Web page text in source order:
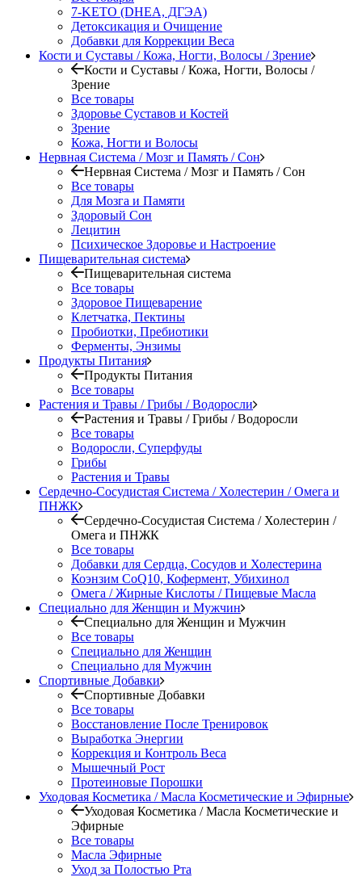
7-KETO (DHEA, ДГЭА)
Детоксикация и Очищение
Добавки для Коррекции Веса
Кости и Суставы / Кожа, Ногти, Волосы / Зрение
Кости и Суставы / Кожа, Ногти, Волосы /
Зрение
Все товары
Здоровье Суставов и Костей
Зрение
Кожа, Ногти и Волосы
Нервная Система / Мозг и Память / Сон
Нервная Система / Мозг и Память / Сон
Все товары
Для Мозга и Памяти
Здоровый Сон
Лецитин
Психическое Здоровье и Настроение
Пищеварительная система
Пищеварительная система
Все товары
Здоровое Пищеварение
Клетчатка, Пектины
Пробиотки, Пребиотики
Ферменты, Энзимы
Продукты Питания
Продукты Питания
Все товары
Растения и Травы / Грибы / Водоросли
Растения и Травы / Грибы / Водоросли
Все товары
Водоросли, Суперфуды
Грибы
Растения и Травы
Сердечно-Сосудистая Система / Холестерин / Омега и
ПНЖК
Сердечно-Сосудистая Система / Холестерин /
Омега и ПНЖК
Все товары
Добавки для Сердца, Сосудов и Холестерина
Коэнзим CoQ10, Кофермент, Убихинол
Омега / Жирные Кислоты / Пищевые Масла
Специально для Женщин и Мужчин
Специально для Женщин и Мужчин
Все товары
Специально для Женщин
Специально для Мужчин
Спортивные Добавки
Спортивные Добавки
Все товары
Восстановление После Тренировок
Выработка Энергии
Коррекция и Контроль Веса
Мышечный Рост
Протеиновые Порошки
Уходовая Косметика / Масла Косметические и Эфирные
Уходовая Косметика / Масла Косметические и
Эфирные
Все товары
Масла Эфирные
Уход за Полостью Рта